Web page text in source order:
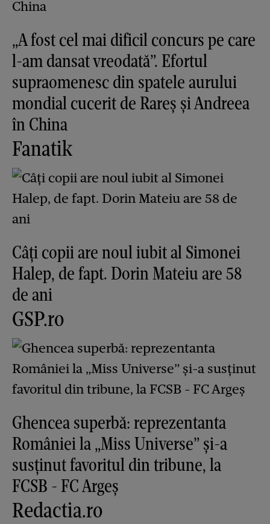
„A fost cel mai dificil concurs pe care
l-am dansat vreodată”. Efortul
supraomenesc din spatele aurului
mondial cucerit de Rareș și Andreea
în China
Fanatik
Câți copii are noul iubit al Simonei
Halep, de fapt. Dorin Mateiu are 58
de ani
GSP.ro
Ghencea superbă: reprezentanta
României la „Miss Universe” și-a
susținut favoritul din tribune, la
FCSB - FC Argeș
Redactia.ro